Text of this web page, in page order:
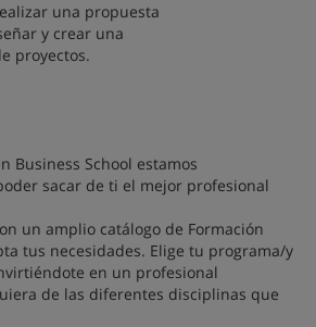
una propuesta
y crear una
proyectos.
Business School estamos
sacar de ti el mejor profesional
un amplio catálogo de Formación
tus necesidades. Elige tu programa/y
en un profesional
de las diferentes disciplinas que